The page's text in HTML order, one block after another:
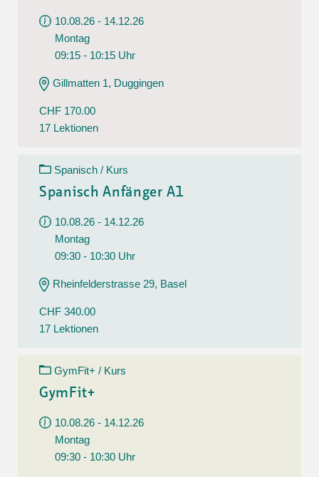
10.08.26 - 14.12.26
Montag
09:15 - 10:15 Uhr
Gillmatten 1, Duggingen
CHF 170.00
17 Lektionen
Spanisch / Kurs
Spanisch Anfänger A1
10.08.26 - 14.12.26
Montag
09:30 - 10:30 Uhr
Rheinfelderstrasse 29, Basel
CHF 340.00
17 Lektionen
GymFit+ / Kurs
GymFit+
10.08.26 - 14.12.26
Montag
09:30 - 10:30 Uhr